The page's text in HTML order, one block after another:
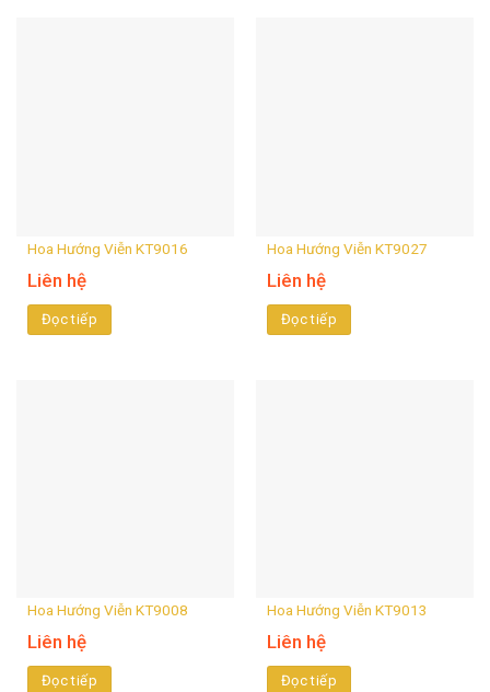
Hoa Hướng Viễn KT9016
Liên hệ
Đọc tiếp
Hoa Hướng Viễn KT9027
Liên hệ
Đọc tiếp
Hoa Hướng Viễn KT9008
Liên hệ
Đọc tiếp
Hoa Hướng Viễn KT9013
Liên hệ
Đọc tiếp